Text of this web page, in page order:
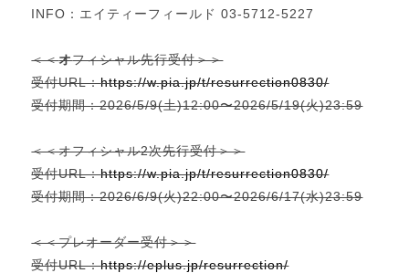
INFO：エイティーフィールド 03-5712-5227
＜＜オフィシャル先行受付＞＞
受付URL：https://w.pia.jp/t/resurrection0830/
受付期間：2026/5/9(土)12:00〜2026/5/19(火)23:59
＜＜オフィシャル2次先行受付＞＞
受付URL：https://w.pia.jp/t/resurrection0830/
受付期間：2026/6/9(火)22:00〜2026/6/17(水)23:59
＜＜プレオーダー受付＞＞
受付URL：https://eplus.jp/resurrection/